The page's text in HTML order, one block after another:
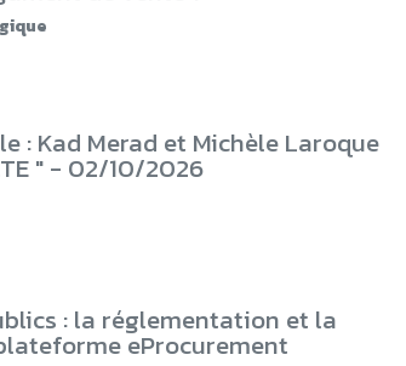
: Kad Merad et Michèle Laroque
" - 02/10/2026
: la réglementation et la
eProcurement